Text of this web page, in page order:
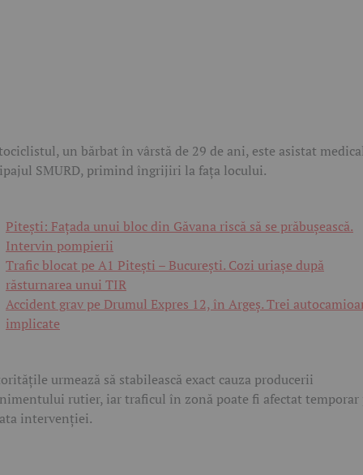
un bărbat în vârstă de 29 de ani, este asistat
SMURD, primind îngrijiri la fața locului.
Pitești: Fațada unui bloc din Găvana riscă să se prăbușească.
Intervin pompierii
Trafic blocat pe A1 Pitești – București. Cozi uriașe după
răsturnarea unui TIR
Accident grav pe Drumul Expres 12, în Argeș. Trei
implicate
urmează să stabilească exact cauza producerii
rutier, iar traficul în zonă poate fi afectat temporar
intervenției.